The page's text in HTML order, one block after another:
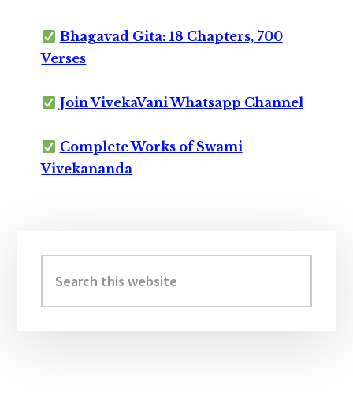
Bhagavad Gita: 18 Chapters, 700
Verses
Join VivekaVani Whatsapp Channel
Complete Works of Swami
Vivekananda
Sidebar
this
website